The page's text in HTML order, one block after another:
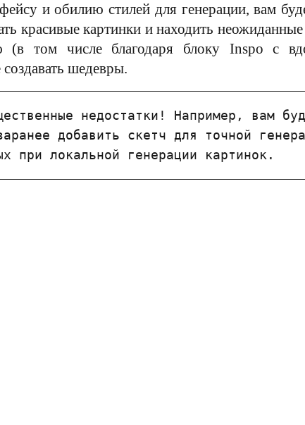
и обилию стилей для генерации, вам
красивые картинки и находить
(в том числе благодаря блоку Inspo с
шедевры.
недостатки! Например, вам
добавить скетч для точной
при локальной генерации картинок.